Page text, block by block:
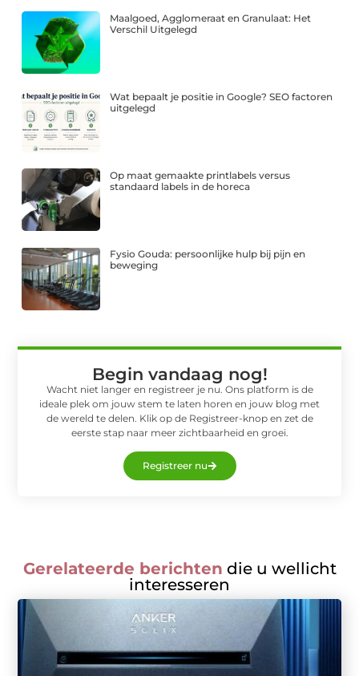
Maalgoed, Agglomeraat en Granulaat: Het
Verschil Uitgelegd
Wat bepaalt je positie in Google? SEO factoren
uitgelegd
Op maat gemaakte printlabels versus
standaard labels in de horeca
Fysio Gouda: persoonlijke hulp bij pijn en
beweging
Begin vandaag nog!
Wacht niet langer en registreer je nu. Ons platform is de
ideale plek om jouw stem te laten horen en jouw blog met
de wereld te delen. Klik op de Registreer-knop en zet de
eerste stap naar meer zichtbaarheid en groei.
Registreer nu
Gerelateerde berichten die u wellicht
interesseren